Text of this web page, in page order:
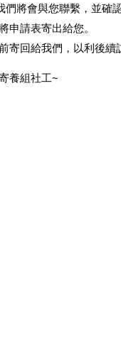
將會與您聯繫，並確
請表寄出給您。
回給我們，以利後續
養組社工~